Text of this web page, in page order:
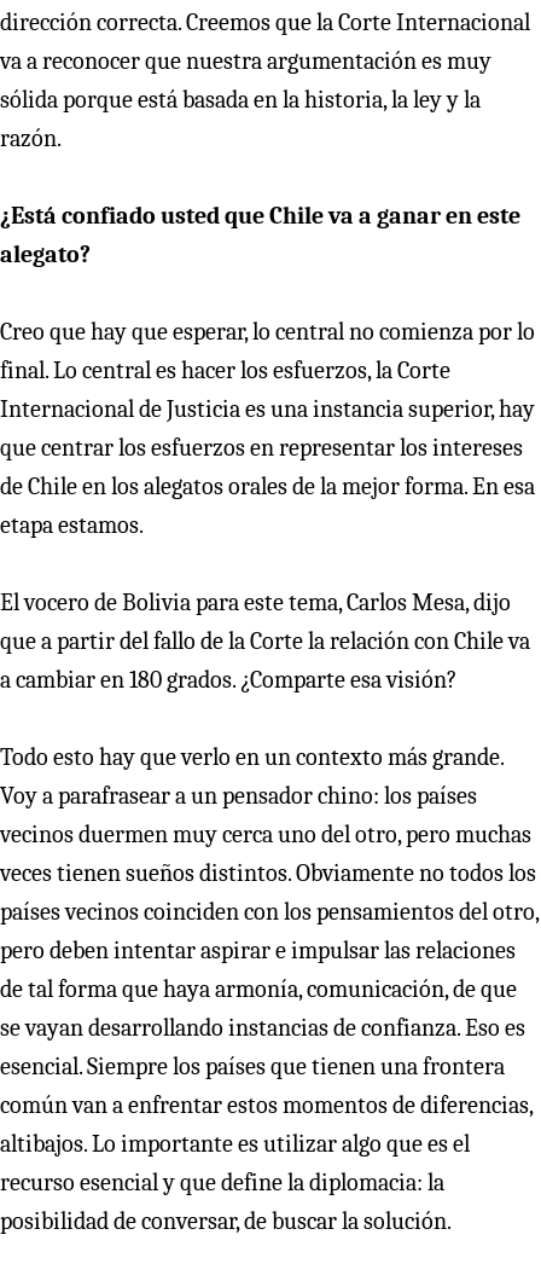
dirección correcta. Creemos que la Corte Internacional
va a reconocer que nuestra argumentación es muy
sólida porque está basada en la historia, la ley y la
razón.
¿Está confiado usted que Chile va a ganar en este
alegato?
Creo que hay que esperar, lo central no comienza por lo
final. Lo central es hacer los esfuerzos, la Corte
Internacional de Justicia es una instancia superior, hay
que centrar los esfuerzos en representar los intereses
de Chile en los alegatos orales de la mejor forma. En esa
etapa estamos.
El vocero de Bolivia para este tema, Carlos Mesa, dijo
que a partir del fallo de la Corte la relación con Chile va
a cambiar en 180 grados. ¿Comparte esa visión?
Todo esto hay que verlo en un contexto más grande.
Voy a parafrasear a un pensador chino: los países
vecinos duermen muy cerca uno del otro, pero muchas
veces tienen sueños distintos. Obviamente no todos los
países vecinos coinciden con los pensamientos del otro,
pero deben intentar aspirar e impulsar las relaciones
de tal forma que haya armonía, comunicación, de que
se vayan desarrollando instancias de confianza. Eso es
esencial. Siempre los países que tienen una frontera
común van a enfrentar estos momentos de diferencias,
altibajos. Lo importante es utilizar algo que es el
recurso esencial y que define la diplomacia: la
posibilidad de conversar, de buscar la solución.